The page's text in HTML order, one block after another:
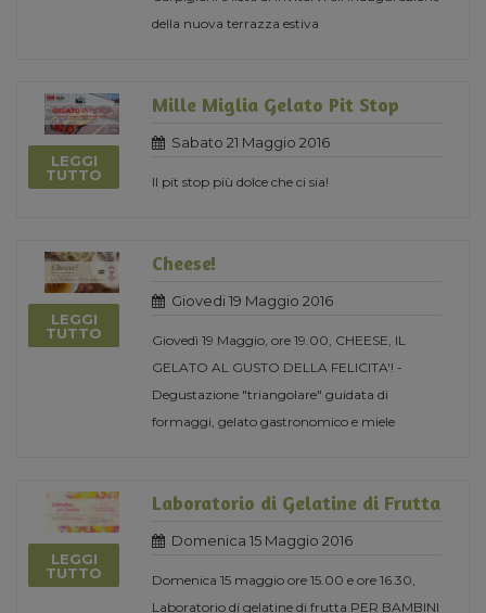
della nuova terrazza estiva
LEGGI
TUTTO
Mille Miglia Gelato Pit Stop
Sabato 21 Maggio 2016
Il pit stop più dolce che ci sia!
LEGGI
TUTTO
Cheese!
Giovedi 19 Maggio 2016
Giovedì 19 Maggio, ore 19.00, CHEESE, IL
GELATO AL GUSTO DELLA FELICITA'! -
Degustazione "triangolare" guidata di
formaggi, gelato gastronomico e miele
LEGGI
TUTTO
Laboratorio di Gelatine di Frutta
Domenica 15 Maggio 2016
Domenica 15 maggio ore 15.00 e ore 16.30,
Laboratorio di gelatine di frutta PER BAMBINI